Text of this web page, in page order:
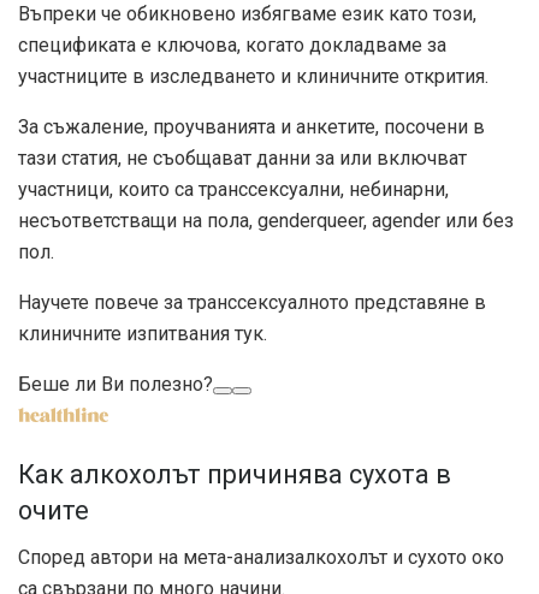
Въпреки че обикновено избягваме език като този,
спецификата е ключова, когато докладваме за
участниците в изследването и клиничните открития.
За съжаление, проучванията и анкетите, посочени в
тази статия, не съобщават данни за или включват
участници, които са транссексуални, небинарни,
несъответстващи на пола, genderqueer, agender или без
пол.
Научете повече за транссексуалното представяне в
клиничните изпитвания тук.
Беше ли Ви полезно?
Как алкохолът причинява сухота в
очите
Според автори на мета-анализалкохолът и сухото око
са свързани по много начини.